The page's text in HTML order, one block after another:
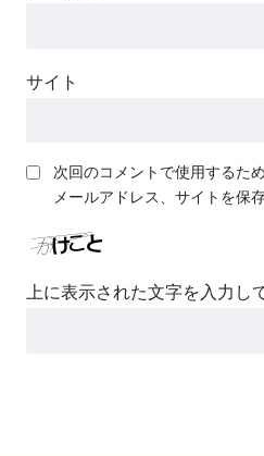
サイト
次回のコメントで使用するた
メールアドレス、サイトを保存
上に表示された文字を入力し